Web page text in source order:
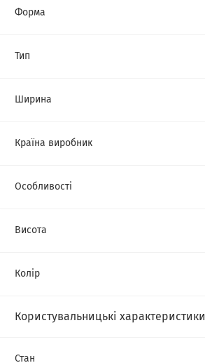
Форма
Тип
Ширина
Країна виробник
Особливості
Висота
Колір
Користувальницькі характеристики
Стан